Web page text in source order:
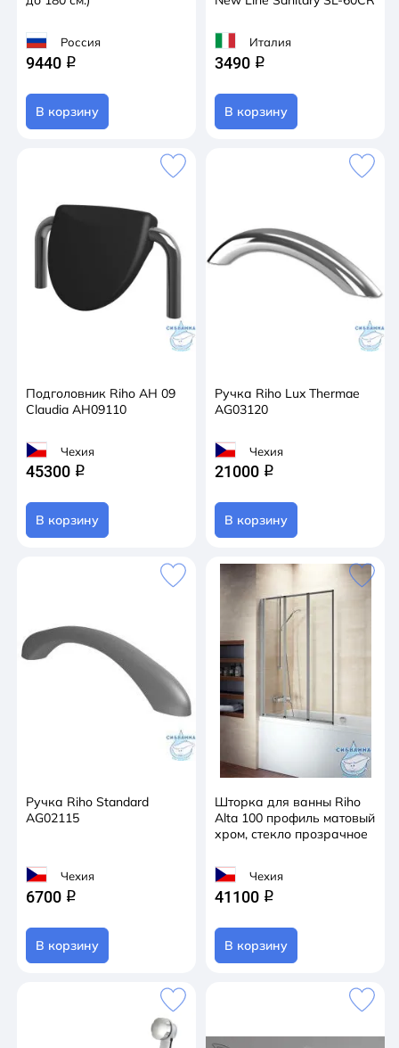
Россия
9440 q
В корзину
Италия
3490 q
В корзину
Подголовник Riho AH 09
Claudia AH09110
Чехия
45300 q
В корзину
Ручка Riho Lux Thermae
AG03120
Чехия
21000 q
В корзину
Ручка Riho Standard
AG02115
Чехия
6700 q
В корзину
Шторка для ванны Riho
Alta 100 профиль матовый
хром, стекло прозрачное
Чехия
41100 q
В корзину